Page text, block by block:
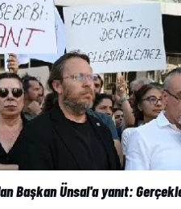
Başkan Ünsal'a yanıt: